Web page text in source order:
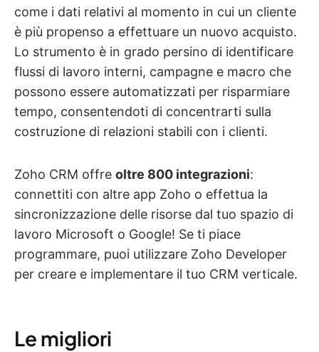
come i dati relativi al momento in cui un cliente
è più propenso a effettuare un nuovo acquisto.
Lo strumento è in grado persino di identificare
flussi di lavoro interni, campagne e macro che
possono essere automatizzati per risparmiare
tempo, consentendoti di concentrarti sulla
costruzione di relazioni stabili con i clienti.
Zoho CRM offre oltre 800 integrazioni:
connettiti con altre app Zoho o effettua la
sincronizzazione delle risorse dal tuo spazio di
lavoro Microsoft o Google! Se ti piace
programmare, puoi utilizzare Zoho Developer
per creare e implementare il tuo CRM verticale.
Le migliori